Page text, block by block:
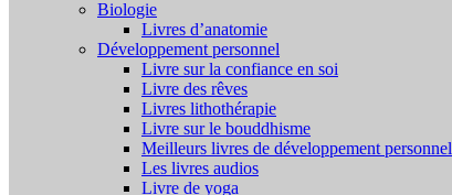
Biologie
Livres d’anatomie
Développement personnel
Livre sur la confiance en soi
Livre des rêves
Livres lithothérapie
Livre sur le bouddhisme
Meilleurs livres de développement personnel
Les livres audios
Livre de yoga